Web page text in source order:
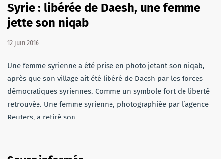
Syrie : libérée de Daesh, une femme
jette son niqab
12 juin 2016
Une femme syrienne a été prise en photo jetant son niqab,
après que son village ait été libéré de Daesh par les forces
démocratiques syriennes. Comme un symbole fort de liberté
retrouvée. Une femme syrienne, photographiée par l’agence
Reuters, a retiré son…